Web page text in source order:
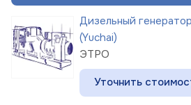
Дизельный
(Yuchai)
ЭТРО
Уточнить